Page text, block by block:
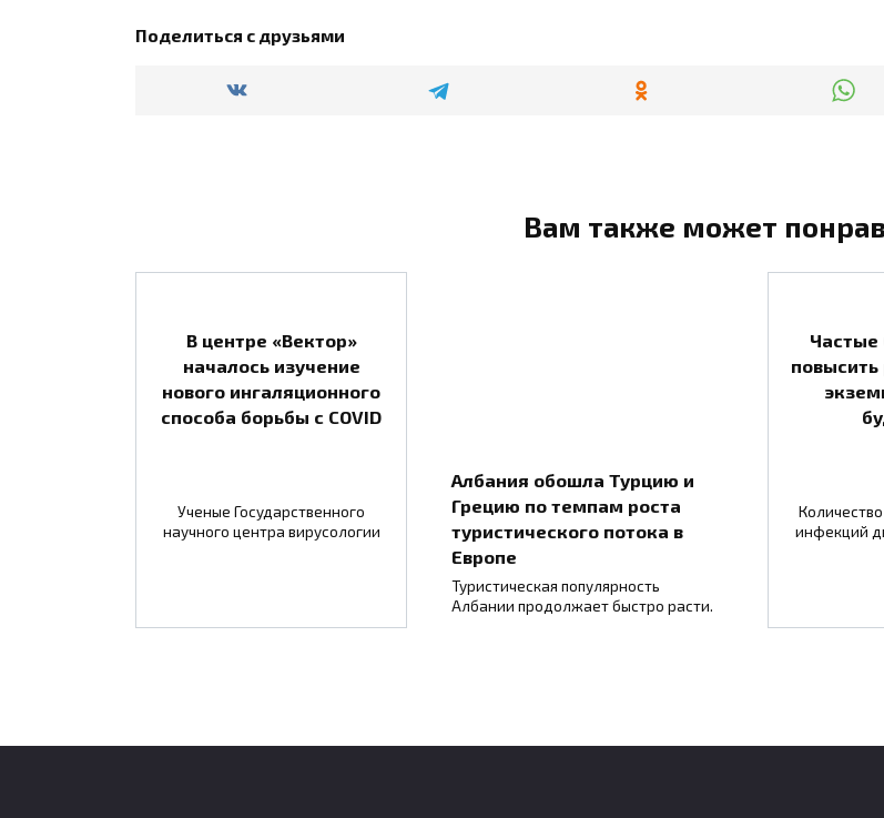
Поделиться с друзьями
Вам также может
В центре «Вектор»
началось изучение
нового ингаляционного
способа борьбы с COVID
Ученые Государственного
научного центра вирусологии
Албания обошла Турцию и
Грецию по темпам роста
туристического потока в
Европе
Туристическая популярность
Албании продолжает быстро расти.
Частые
повысить
инфекций